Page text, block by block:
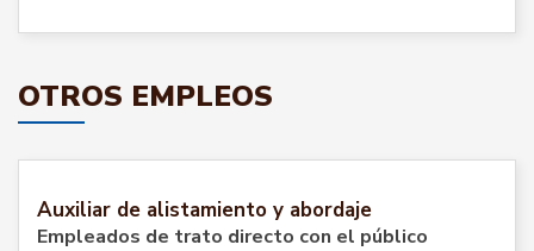
OTROS EMPLEOS
Auxiliar de alistamiento y abordaje
Empleados de trato directo con el público